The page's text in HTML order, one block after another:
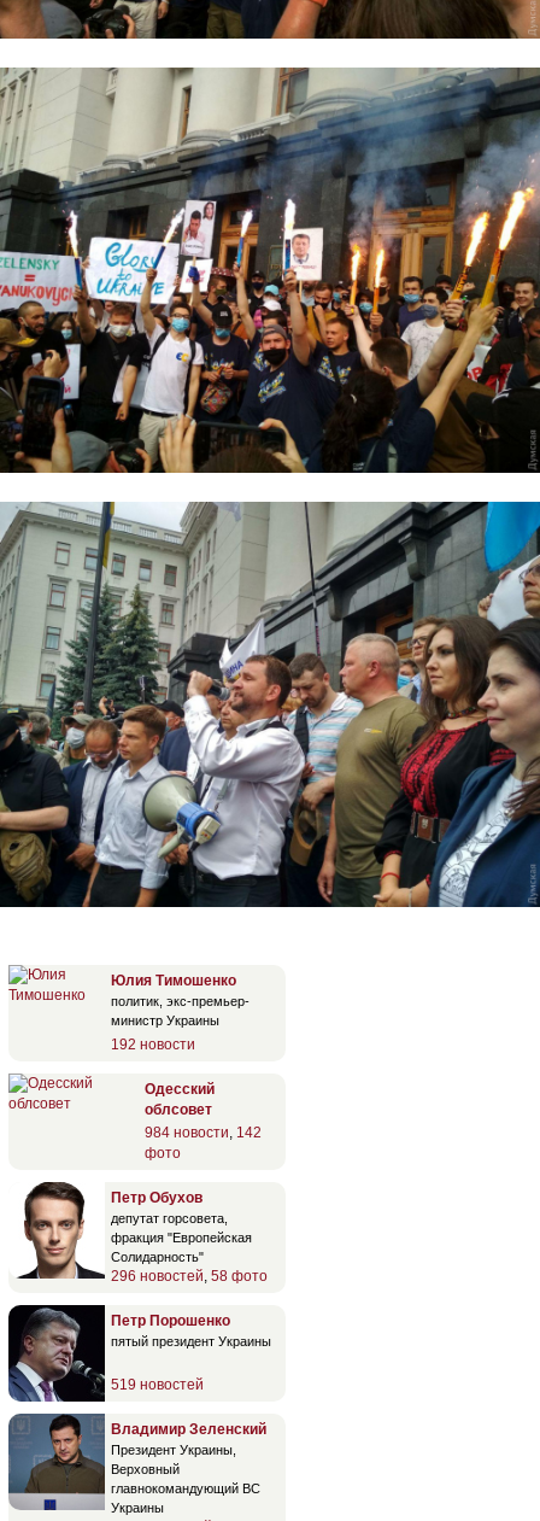
Юлия Тимошенко
политик, экс-премьер-
министр Украины
192 новости
Одесский
облсовет
984 новости 142
фото
Петр Обухов
депутат горсовета,
фракция "Европейская
Солидарность"
296 новостей 58 фото
Петр Порошенко
пятый президент Украины
519 новостей
Владимир Зеленский
Президент Украины,
Верховный
главнокомандующий ВС
Украины